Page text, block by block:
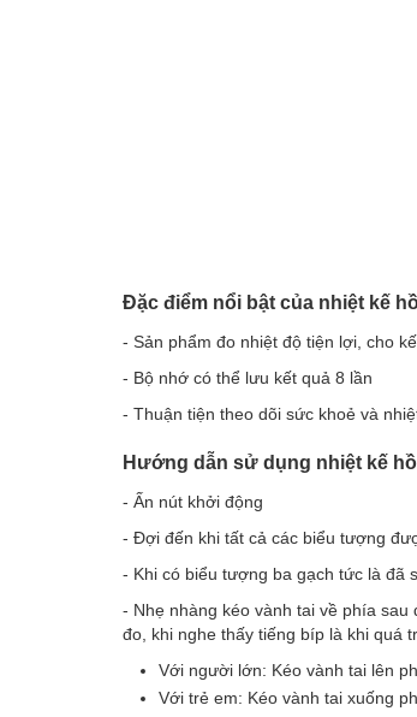
Đặc điểm nổi bật của nhiệt kế
- Sản phẩm đo nhiệt độ tiện lợi, cho
- Bộ nhớ có thể lưu kết quả 8 lần
- Thuận tiện theo dõi sức khoẻ và
Hướng dẫn sử dụng nhiệt kế
- Ấn nút khởi động
- Đợi đến khi tất cả các biểu tượng
- Khi có biểu tượng ba gạch tức là đã
- Nhẹ nhàng kéo vành tai về phía
đo, khi nghe thấy tiếng bíp là khi quá
Với người lớn: Kéo vành tai lên
Với trẻ em: Kéo vành tai xuống